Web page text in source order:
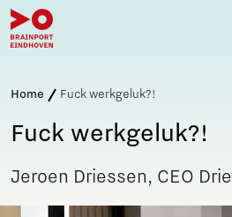
Home Fuck werkgeluk?!
Fuck werkgeluk?!
Jeroen Driessen, CEO